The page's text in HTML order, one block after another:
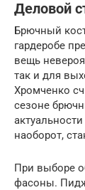
Деловой
Брючный
гардеробе
вещь
так и для
Хромченко
сезоне
наоборот,
При выборе
фасоны.